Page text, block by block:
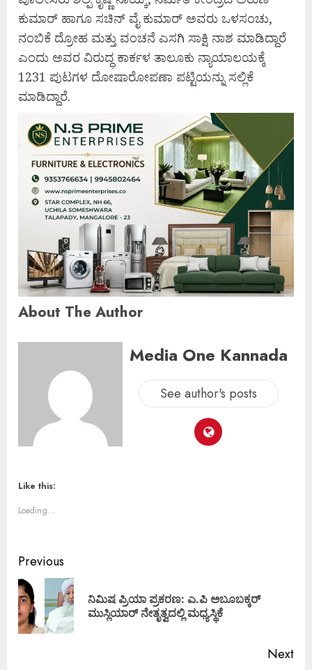
ಕುಮಾರ್‌ ಹಾಗೂ ಸಚಿನ್‌ ವೈ ಕುಮಾರ್‌ ಅವರು ಒಳಸಂಚು,
ನಂಬಿಕೆ ದ್ರೋಹ ಮತ್ತು ವಂಚನೆ ಎಸಗಿ ಸಾಕ್ಷಿ ನಾಶ ಮಾಡಿದ್ದಾರೆ
ಎಂದು ಅವರ ವಿರುದ್ಧ ಕಾರ್ಕಳ ತಾಲೂಕು ನ್ಯಾಯಾಲಯಕ್ಕೆ
1231 ಪುಟಗಳ ದೋಷಾರೋಪಣಾ ಪಟ್ಟಿಯನ್ನು ಸಲ್ಲಿಕೆ
ಮಾಡಿದ್ದಾರೆ.
About The Author
Media One Kannada
See author's posts
Like this:
Loading...
Previous
ನಿಮಿಷ ಪ್ರಿಯಾ ಪ್ರಕರಣ: ಎ.ಪಿ ಅಬೂಬಕ್ಕರ್‌
ಮುಸ್ಲಿಯಾರ್‌ ನೇತೃತ್ವದಲ್ಲಿ ಮಧ್ಯಸ್ಥಿಕೆ
Next